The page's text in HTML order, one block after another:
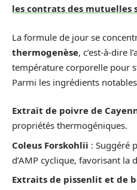
les contrats des mutuelles
La formule de jour se
thermogenèse, c’est-à-dire
température corporelle pour
Parmi les ingrédients
Extrait de poivre de
propriétés thermogéniques.
Coleus Forskohlii : Suggéré
d’AMP cyclique, favorisant la
Extraits de pissenlit et de